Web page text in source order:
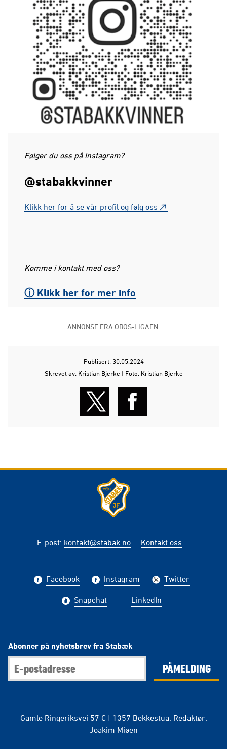
Følger du oss på Instagram?
@stabakkvinner
Klikk her for å se vår profil og følg oss
Komme i kontakt med oss?
ⓘ Klikk her for mer info
ANNONSE FRA OBOS-LIGAEN:
Publisert: 30.05.2024
Skrevet av: Kristian Bjerke | Foto: Kristian Bjerke
E-post: kontakt@stabak.no Kontakt oss
Facebook Instagram Twitter
Snapchat LinkedIn
Abonner på nyhetsbrev fra Stabæk
PÅMELDING
Gamle Ringeriksvei 57 C | 1357 Bekkestua. Redaktør:
Joakim Miøen